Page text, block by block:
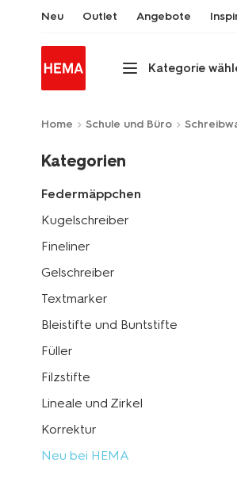
Neu Outlet Angebote
Kategorie
Home Schule und Büro
Kategorien
Federmäppchen
Kugelschreiber
Fineliner
Gelschreiber
Textmarker
Bleistifte und Buntstifte
Füller
Filzstifte
Lineale und Zirkel
Korrektur
Neu bei HEMA